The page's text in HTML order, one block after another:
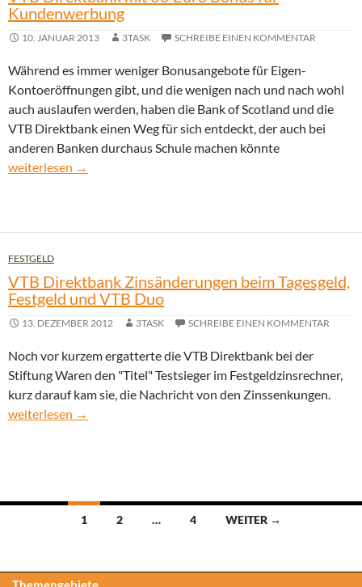
Kundenwerbung
10. JANUAR 2013 3TASK SCHREIBE EINEN KOMMENTAR
Während es immer weniger Bonusangebote für Eigen-
Kontoeröffnungen gibt, und die wenigen nach und nach wohl
auch auslaufen werden, haben die Bank of Scotland und die
VTB Direktbank einen Weg für sich entdeckt, der auch bei
anderen Banken durchaus Schule machen könnte
VTB Direktbank mit 30 Euro Bonus für Kundenwerbung
weiterlesen →
FESTGELD
VTB Direktbank Zinsänderungen beim Tagesgeld,
Festgeld und VTB Duo
13. DEZEMBER 2012 3TASK SCHREIBE EINEN KOMMENTAR
Noch vor kurzem ergatterte die VTB Direktbank bei der
Stiftung Waren den "Titel" Testsieger im Festgeldzinsrechner,
kurz darauf kam sie, die Nachricht von den Zinssenkungen.
VTB Direktbank Zinsänderungen beim Tagesgeld, Festgeld und
weiterlesen →
Beitragsnavigation
1 2 … 4 WEITER →